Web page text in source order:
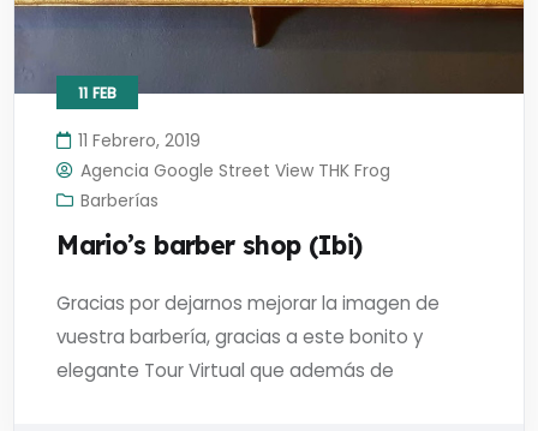
11 FEB
11 Febrero, 2019
Agencia Google Street View THK Frog
Barberías
Mario’s barber shop (Ibi)
Gracias por dejarnos mejorar la imagen de
vuestra barbería, gracias a este bonito y
elegante Tour Virtual que además de